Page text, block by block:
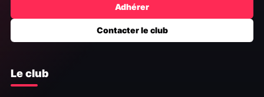
Adhérer
Contacter le club
Le club